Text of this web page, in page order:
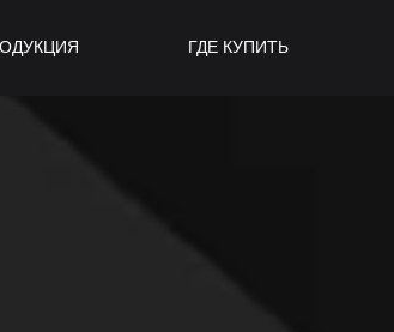
ГДЕ КУПИТЬ
right: 0; transform: translate(210px, -50%); /*
-50%); }